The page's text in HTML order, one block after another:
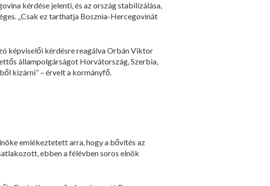
kérdése jelenti, és az ország stabilizálása,
„Csak ez tarthatja Bosznia-Hercegovinát
képviselői kérdésre reagálva Orbán Viktor
állampolgárságot Horvátország, Szerbia,
kizárni” – érvelt a kormányfő.
emlékeztetett arra, hogy a bővítés az
ebben a félévben soros elnök